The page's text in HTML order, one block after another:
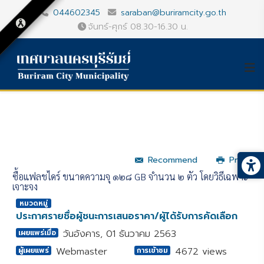
044602345
saraban@buriramcity.go.th
จันทร์-ศุกร์ 08.30-16.30 น.
Recommend
Print
ซื้อแฟลชไดร์ ขนาดความจุ ๑๒๘ GB จำนวน ๒ ตัว โดยวิธีเฉพาะ
เจาะจง
หมวดหมู่
ประกาศรายชื่อผู้ชนะการเสนอราคา/ผู้ได้รับการคัดเลือก
เผยแพร่เมื่อ วันอังคาร, 01 ธันวาคม 2563
ผู้เผยแพร่ Webmaster การเข้าชม 4672 views